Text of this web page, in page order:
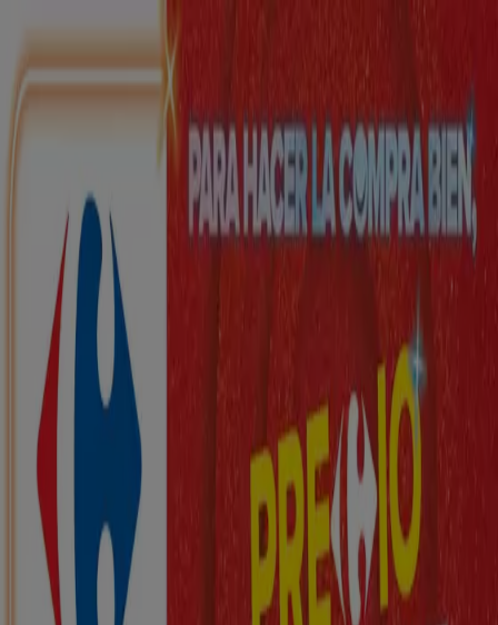
Estás aquí:
Cuevas de San Marcos - 28001
Destacados Hiper-SupermercadosHogar y MueblesJardín
y Bricolaje
Ropa, Zapatos y Complementos
Electrónica Juguetes y Bebés
Recambios Perfumerías y
Belleza Viajes Restauración
Ópticas Ocio Libros y Papelerías Bancos y SegurosBodas
Publicidad
Top catálogos en Cuevas de San
Marcos
Nuevo